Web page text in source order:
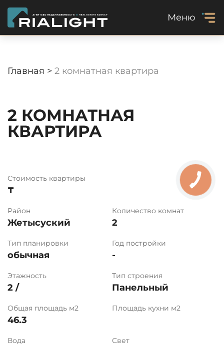
Меню
Главная > 2 комнатная квартира
2 КОМНАТНАЯ
КВАРТИРА
Стоимость квартиры
₸
Район
Жетысуский
Количество комнат
2
Тип планировки
обычная
Год постройки
-
Этажность
2 /
Тип строения
Панельный
Общая площадь м2
46.3
Площадь кухни м2
Вода Свет